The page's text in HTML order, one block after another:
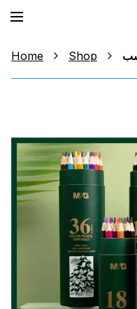
Home Shop